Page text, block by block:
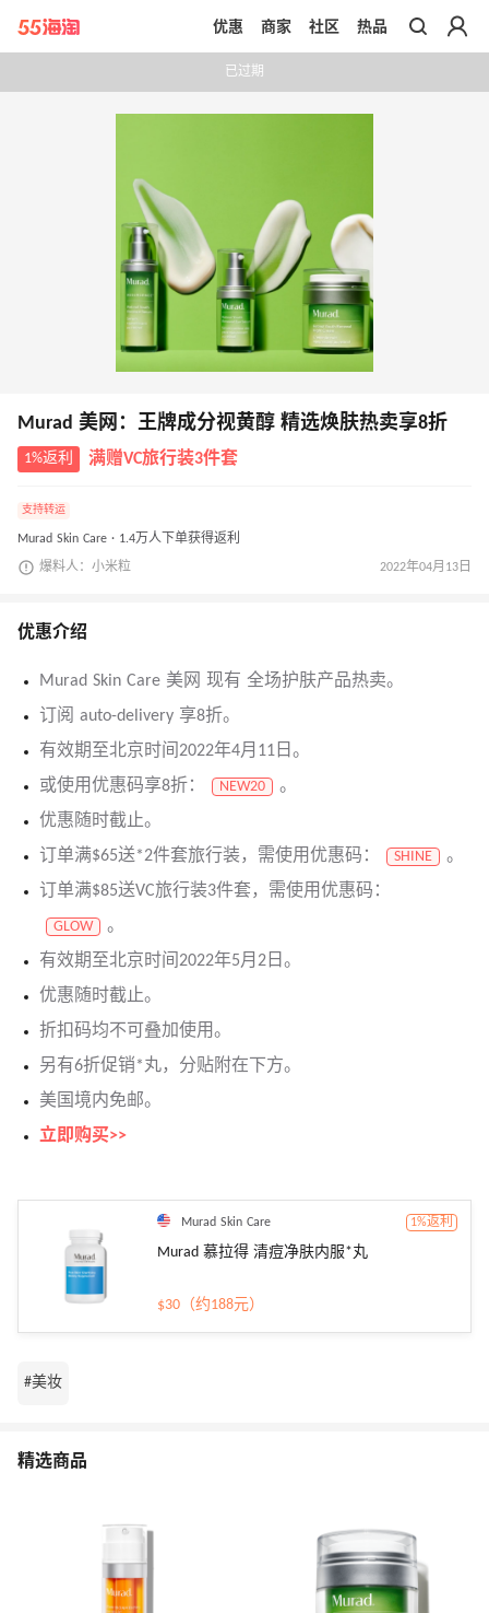
带你去官网买正品
优惠 商家 社区 热品
已过期
Murad 美网：王牌成分视黄醇 精选焕肤热卖享8折
1%返利 满赠VC旅行装3件套
支持转运
Murad Skin Care · 1.4万人下单获得返利
爆料人：小米粒 2022年04月13日
优惠介绍
Murad Skin Care 美网 现有 全场护肤产品热卖。
订阅 auto-delivery 享8折。
有效期至北京时间2022年4月11日。
或使用优惠码享8折：
NEW20
。
优惠随时截止。
订单满$65送*2件套旅行装，需使用优惠码：
SHINE
。
订单满$85送VC旅行装3件套，需使用优惠码：
GLOW
。
有效期至北京时间2022年5月2日。
优惠随时截止。
折扣码均不可叠加使用。
另有6折促销*丸，分贴附在下方。
美国境内免邮。
立即购买>>
Murad Skin Care 1%返利
Murad 慕拉得 清痘净肤内服*丸
$30（约188元）
#美妆
精选商品